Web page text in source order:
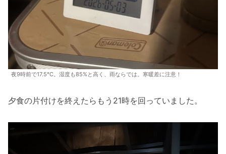
夜9時前で17.5℃。湿度も85%と高く、雨ならでは。寒暖差に注意！
夕食の片付けを終えたらもう21時を回っていました。